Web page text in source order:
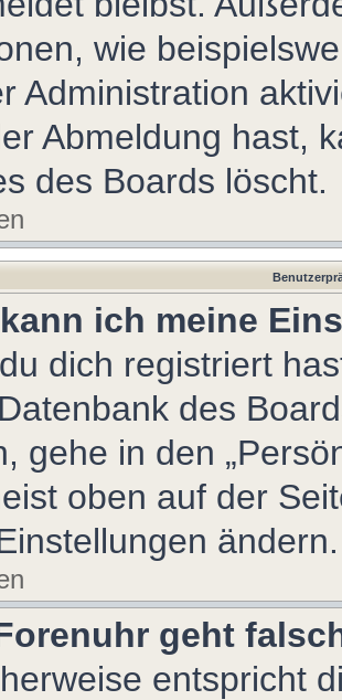
wie
Administration
Abmeldung hast,
des Boards löscht.
ich meine
dich registriert
des
gehe in den
oben auf der
ändern.
geht
entspricht